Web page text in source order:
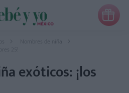

25!
exóticos: ¡los